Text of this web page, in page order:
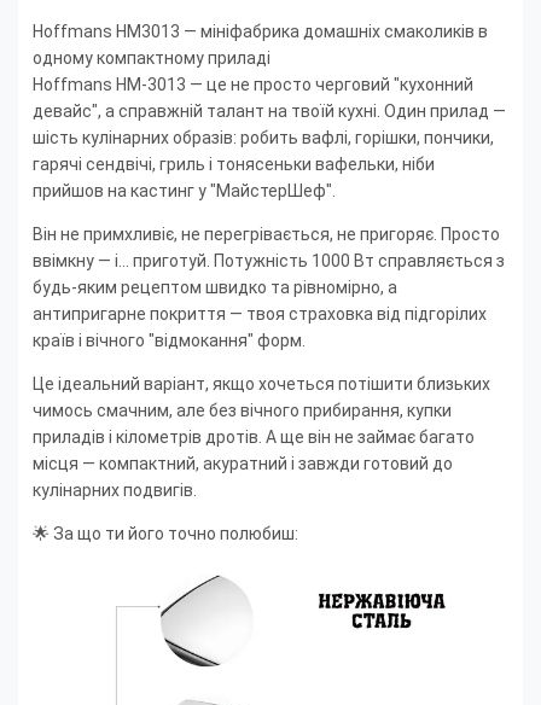
Hoffmans HM3013 — мініфабрика домашніх смаколиків в
одному компактному приладі
Hoffmans HM-3013 — це не просто черговий "кухонний
девайс", а справжній талант на твоїй кухні. Один прилад —
шість кулінарних образів: робить вафлі, горішки, пончики,
гарячі сендвічі, гриль і тонясеньки вафельки, ніби
прийшов на кастинг у "МайстерШеф".
Він не примхливіє, не перегрівається, не пригоряє. Просто
ввімкну — і... приготуй. Потужність 1000 Вт справляється з
будь-яким рецептом швидко та рівномірно, а
антипригарне покриття — твоя страховка від підгорілих
країв і вічного "відмокання" форм.
Це ідеальний варіант, якщо хочеться потішити близьких
чимось смачним, але без вічного прибирання, купки
приладів і кілометрів дротів. А ще він не займає багато
місця — компактний, акуратний і завжди готовий до
кулінарних подвигів.
🌟 За що ти його точно полюбиш: